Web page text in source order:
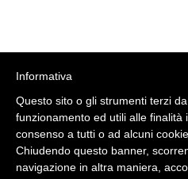
Informativa
Questo sito o gli strumenti terzi
funzionamento ed utili alle
consenso a tutti o ad alcuni
Chiudendo questo banner,
navigazione in altra maniera,